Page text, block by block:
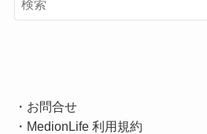
・ お問合せ
・ MedionLife 利用規約